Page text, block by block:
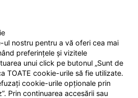
nostru pentru a vă oferi cea mai
preferințele și vizitele
unui click pe butonul „Sunt de
TOATE cookie-urile să fie utilizate.
cookie-urile opționale prin
Prin continuarea accesării sau